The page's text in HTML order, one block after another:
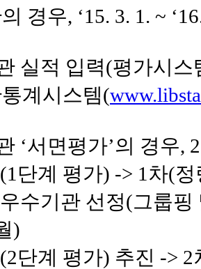
경우, ‘15. 3. 1. ~
실적 입력(평가시스
계시스템(
‘서면평가’의 경우,
단계 평가) -> 1차(정
수기관 선정(그룹핑
)
단계 평가) 추진 -> 2